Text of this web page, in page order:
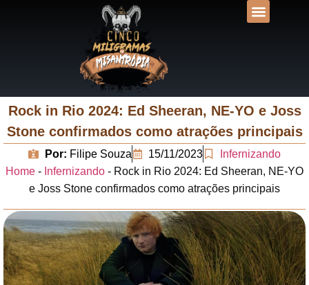
Rock in Rio 2024: Ed Sheeran, NE-YO e Joss
Stone confirmados como atrações principais
Por: Filipe Souza 15/11/2023
Infernizando
Home - Infernizando - Rock in Rio 2024: Ed Sheeran, NE-YO
e Joss Stone confirmados como atrações principais